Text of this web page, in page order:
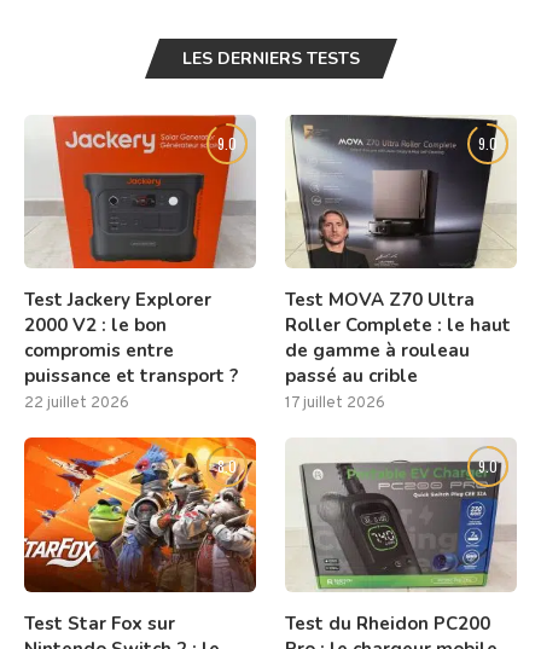
LES DERNIERS TESTS
9.0
Test Jackery Explorer
2000 V2 : le bon
compromis entre
puissance et transport ?
22 juillet 2026
9.0
Test MOVA Z70 Ultra
Roller Complete : le haut
de gamme à rouleau
passé au crible
17 juillet 2026
8.0
Test Star Fox sur
9.0
Test du Rheidon PC200